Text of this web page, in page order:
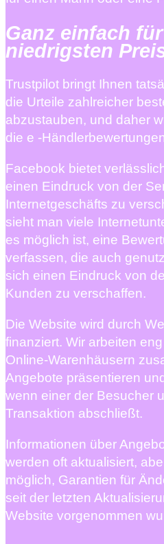
Ganz einfach
niedrigsten
Trustpilot bringt Ihnen
die Urteile zahlreicher
abzustauben, und daher
die e -
Facebook bietet
einen Eindruck von der
Internetgeschäfts zu
sieht man viele
es möglich ist, eine
verfassen, die auch
sich einen Eindruck von
Kunden zu verschaffen.
Die Website wird durch
finanziert. Wir arbeiten
Online-Warenhäusern
Angebote präsentieren
wenn einer der Besucher
Transaktion abschließt.
Informationen über
werden oft aktualisiert,
möglich, Garantien für
seit der letzten
Website vorgenommen